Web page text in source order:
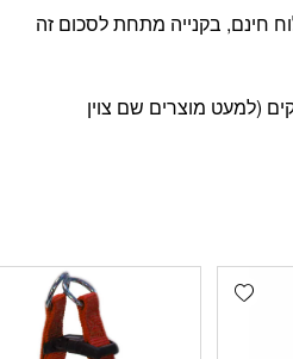
ש”ח המשלוח חינם, בקנייה מתחת לסכום זה
עד 5 ימי עסקים (למעט מוצרים שם צוין
Add wishlist